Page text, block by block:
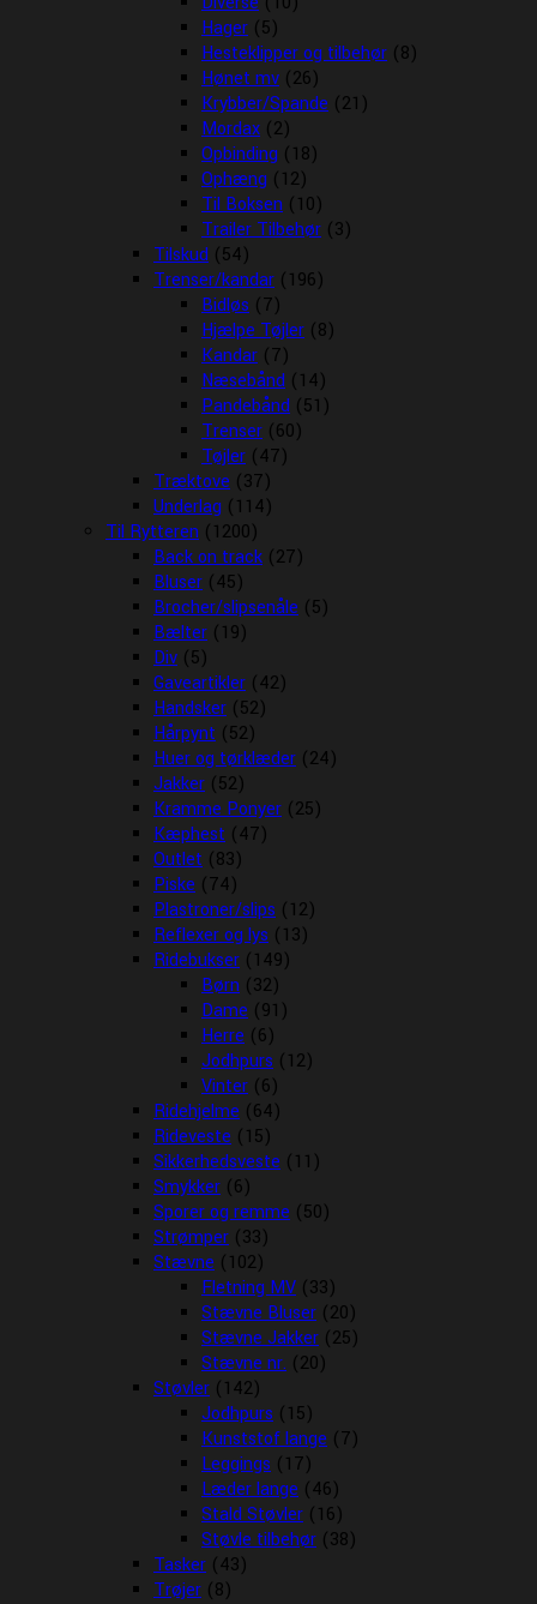
Hager (5)
Hesteklipper og tilbehør (8)
Hønet mv (26)
Krybber/Spande (21)
Mordax (2)
Opbinding (18)
Ophæng (12)
Til Boksen (10)
Trailer Tilbehør (3)
Tilskud (54)
Trenser/kandar (196)
Bidløs (7)
Hjælpe Tøjler (8)
Kandar (7)
Næsebånd (14)
Pandebånd (51)
Trenser (60)
Tøjler (47)
Træktove (37)
Underlag (114)
Til Rytteren (1200)
Back on track (27)
Bluser (45)
Brocher/slipsenåle (5)
Bælter (19)
Div (5)
Gaveartikler (42)
Handsker (52)
Hårpynt (52)
Huer og tørklæder (24)
Jakker (52)
Kramme Ponyer (25)
Kæphest (47)
Outlet (83)
Piske (74)
Plastroner/slips (12)
Reflexer og lys (13)
Ridebukser (149)
Børn (32)
Dame (91)
Herre (6)
Jodhpurs (12)
Vinter (6)
Ridehjelme (64)
Rideveste (15)
Sikkerhedsveste (11)
Smykker (6)
Sporer og remme (50)
Strømper (33)
Stævne (102)
Fletning MV (33)
Stævne Bluser (20)
Stævne Jakker (25)
Stævne nr. (20)
Støvler (142)
Jodhpurs (15)
Kunststof lange (7)
Leggings (17)
Læder lange (46)
Stald Støvler (16)
Støvle tilbehør (38)
Tasker (43)
Trøjer (8)